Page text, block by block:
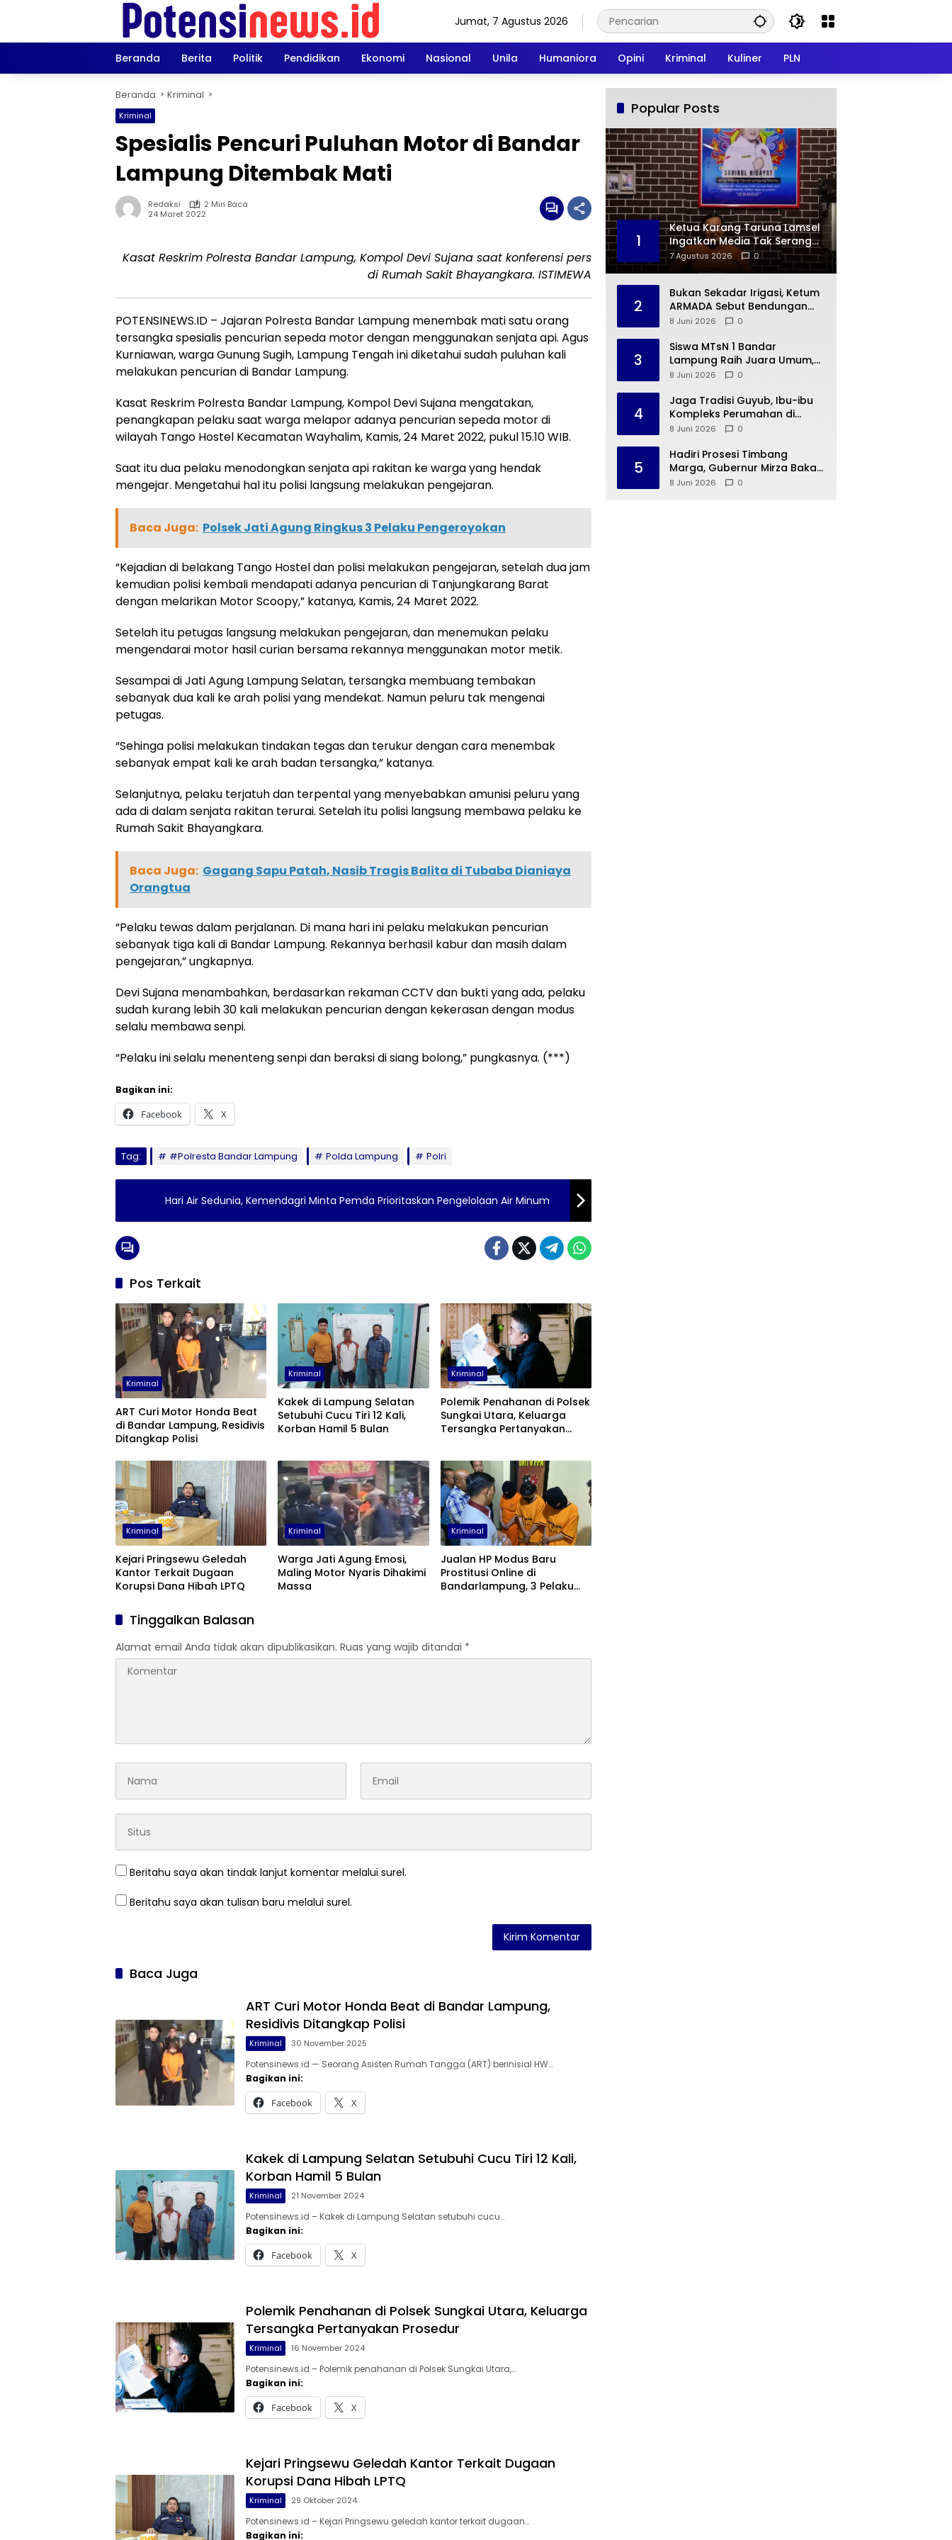
Jumat, 7 Agustus 2026
Beranda Berita Politik Pendidikan Ekonomi Nasional Unila Humaniora Opini Kriminal Kuliner PLN
Beranda Kriminal
Kriminal
Spesialis Pencuri Puluhan Motor di Bandar
Lampung Ditembak Mati
Redaksi
2 Min Baca
24 Maret 2022
Kasat Reskrim Polresta Bandar Lampung, Kompol Devi Sujana saat konferensi pers
di Rumah Sakit Bhayangkara. ISTIMEWA
POTENSINEWS.ID – Jajaran Polresta Bandar Lampung menembak mati satu orang
tersangka spesialis pencurian sepeda motor dengan menggunakan senjata api. Agus
Kurniawan, warga Gunung Sugih, Lampung Tengah ini diketahui sudah puluhan kali
melakukan pencurian di Bandar Lampung.
Kasat Reskrim Polresta Bandar Lampung, Kompol Devi Sujana mengatakan,
penangkapan pelaku saat warga melapor adanya pencurian sepeda motor di
wilayah Tango Hostel Kecamatan Wayhalim, Kamis, 24 Maret 2022, pukul 15.10 WIB.
Saat itu dua pelaku menodongkan senjata api rakitan ke warga yang hendak
mengejar. Mengetahui hal itu polisi langsung melakukan pengejaran.
Baca Juga: Polsek Jati Agung Ringkus 3 Pelaku Pengeroyokan
“Kejadian di belakang Tango Hostel dan polisi melakukan pengejaran, setelah dua jam
kemudian polisi kembali mendapati adanya pencurian di Tanjungkarang Barat
dengan melarikan Motor Scoopy,” katanya, Kamis, 24 Maret 2022.
Setelah itu petugas langsung melakukan pengejaran, dan menemukan pelaku
mengendarai motor hasil curian bersama rekannya menggunakan motor metik.
Sesampai di Jati Agung Lampung Selatan, tersangka membuang tembakan
sebanyak dua kali ke arah polisi yang mendekat. Namun peluru tak mengenai
petugas.
“Sehinga polisi melakukan tindakan tegas dan terukur dengan cara menembak
sebanyak empat kali ke arah badan tersangka,” katanya.
Selanjutnya, pelaku terjatuh dan terpental yang menyebabkan amunisi peluru yang
ada di dalam senjata rakitan terurai. Setelah itu polisi langsung membawa pelaku ke
Rumah Sakit Bhayangkara.
Baca Juga: Gagang Sapu Patah, Nasib Tragis Balita di Tubaba Dianiaya
Orangtua
“Pelaku tewas dalam perjalanan. Di mana hari ini pelaku melakukan pencurian
sebanyak tiga kali di Bandar Lampung. Rekannya berhasil kabur dan masih dalam
pengejaran,” ungkapnya.
Devi Sujana menambahkan, berdasarkan rekaman CCTV dan bukti yang ada, pelaku
sudah kurang lebih 30 kali melakukan pencurian dengan kekerasan dengan modus
selalu membawa senpi.
“Pelaku ini selalu menenteng senpi dan beraksi di siang bolong,” pungkasnya. (***)
Bagikan ini:
Facebook X
Tag: #Polresta Bandar Lampung Polda Lampung Polri
Hari Air Sedunia, Kemendagri Minta Pemda Prioritaskan Pengelolaan Air Minum
Pos Terkait
Kriminal
ART Curi Motor Honda Beat
di Bandar Lampung, Residivis
Ditangkap Polisi
Kriminal
Kakek di Lampung Selatan
Setubuhi Cucu Tiri 12 Kali,
Korban Hamil 5 Bulan
Kriminal
Polemik Penahanan di Polsek
Sungkai Utara, Keluarga
Tersangka Pertanyakan
Kriminal
Kejari Pringsewu Geledah
Kantor Terkait Dugaan
Korupsi Dana Hibah LPTQ
Kriminal
Warga Jati Agung Emosi,
Maling Motor Nyaris Dihakimi
Massa
Kriminal
Jualan HP Modus Baru
Prostitusi Online di
Bandarlampung, 3 Pelaku
Tinggalkan Balasan
Alamat email Anda tidak akan dipublikasikan. Ruas yang wajib ditandai *
Beritahu saya akan tindak lanjut komentar melalui surel.
Beritahu saya akan tulisan baru melalui surel.
Baca Juga
ART Curi Motor Honda Beat di Bandar Lampung,
Residivis Ditangkap Polisi
Kriminal 30 November 2025
Potensinews.id — Seorang Asisten Rumah Tangga (ART) berinisial HW…
Bagikan ini:
Facebook X
Kakek di Lampung Selatan Setubuhi Cucu Tiri 12 Kali,
Korban Hamil 5 Bulan
Kriminal 21 November 2024
Potensinews.id – Kakek di Lampung Selatan setubuhi cucu…
Bagikan ini:
Facebook X
Polemik Penahanan di Polsek Sungkai Utara, Keluarga
Tersangka Pertanyakan Prosedur
Kriminal 16 November 2024
Potensinews.id – Polemik penahanan di Polsek Sungkai Utara,…
Bagikan ini:
Facebook X
Kejari Pringsewu Geledah Kantor Terkait Dugaan
Korupsi Dana Hibah LPTQ
Kriminal 29 Oktober 2024
Potensinews.id – Kejari Pringsewu geledah kantor terkait dugaan…
Bagikan ini:
Popular Posts
1
Ketua Karang Taruna Lamsel
Ingatkan Media Tak Serang
Privasi Pejabat Publik
7 Agustus 2026 0
2
Bukan Sekadar Irigasi, Ketum
ARMADA Sebut Bendungan
Way Rarem Cetak Sejarah
8 Juni 2026 0
3
Siswa MTsN 1 Bandar
Lampung Raih Juara Umum,
Terima Apresiasi dari
Lampung
8 Juni 2026 0
4
Jaga Tradisi Guyub, Ibu-ibu
Kompleks Perumahan di
Rajabasa Jenguk Kelahiran
8 Juni 2026 0
5
Hadiri Prosesi Timbang
Marga, Gubernur Mirza Bakal
Hidupkan 15 Desa Budaya
8 Juni 2026 0